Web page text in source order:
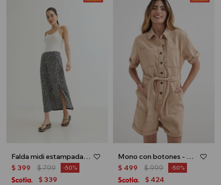
Falda midi estampada - Negro
$ 399 $799 50
$ 339
Mono con botones - Beige
$ 499 $999 50
$ 424